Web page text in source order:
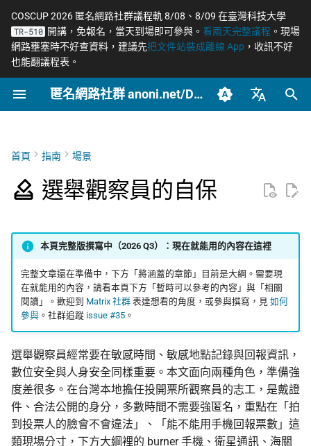
COSCUP 2026 匿名網路社群議程軌 8/08、8/09 在臺灣科技大學
TR-510 開講，免報名，當天到場即可參與。 看兩天完整議程 。現場
網路壅塞時不好查資料，建議先把文件站裝成離線 App ，收訊不好
也能翻議程表。
匿名網路社群 anoni.net/Docs
English (en-US)
正
初
尋
網路自由為什麼重要
威脅模型如何建立
重要
社群平台怎麼收集你的資
料
監控現在做得到什麼
怎麼維持多個網路身分
為什麼匿名支付重要
什麼是匿名網路？
Tor Browser 進階設定
Tor Snowflake
OnionShare
加密 DNS 怎麼選、怎麼確
認真的生效
什麼是 Tails
Tails、Whonix、Qubes 的
差別
GrapheneOS：高度隱私的
將涵蓋的章節
投開票所現場的記錄
被盤查與被扣留時的應對
任務結束的資料處理
暫時可以參考的內容
相關閱讀
端對端加密如何運作
去中心化網站發布
零知識身分驗證與支付
常被誤認為匿名的網路
網路政變 - InterSecLab 摘要
方法論
產品與服務
封鎖網路隱私與規避工
結論、反思與未來步驟
反擊作為服務的數位威
主義
摘要與主要發現
EtherFabric 與 ADLINK
角色和回應
結論
附錄（凌華科技與經濟
完整聲明）
應
OONI 網站檢測清單
Tor Relays 觀測點
台灣 VASP 法 2026
揭弊者保護法的技術觀察
軟體更新日誌 Tor 更新日誌
OONI 更新日誌
2026
文章類型
OONI
Tor
公告
文章
更新
活動
社群
翻譯文章
開始參與 如何參與與認領主題
BECOME_ANONI
Tor Project 生態與對接
社群自架服務
為什麼我們用「正體中
如何搭建 Tor Relay
如何搭建 Tor
橋接
校園 Tor Relay 提案範本
校園 Tor Relay 架設
校園 Tor Relay：給校
法務的 FAQ
推動主題
2026 年度路線圖
題
COSCUP 2026 公開徵稿
匿名網路工作坊 2025/08
籌備：匿名網路工作坊
2025/08
持續關注
首頁 指南 場景
選舉觀察員的自保
本頁完整版撰寫中（2026 Q3）：現在就能用的內容在這裡
完整文章還在準備中，下方「將涵蓋的章節」目前是大綱。需要現
在就能用的內容，請看本頁下方「暫時可以參考的內容」與「相關
閱讀」。歡迎到 Matrix 社群表達想看的角度，或參與撰寫，見 如何
參與。社群追蹤 issue #35。
選舉觀察員經常要在敏感時間、敏感地點記錄與回報資訊，
數位安全與人身安全同樣重要。本文面向兩種角色，準備強
度差很多。在台灣本地擔任投開票所觀察員的志工，是戴證
件、合法公開的身分，多數時間不需要強匿名，重點在「拍
到投票人的臉會不會違法」、「能不能用手機回報票數」這
類現場分寸，下方大綱裡的 burner 手機、衛星通訊、海關